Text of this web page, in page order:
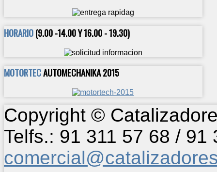
HORARIO(9.00 -14.00 Y 16.00 - 19.30)
MOTORTECAUTOMECHANIKA 2015
Copyright ©
Telfs.: 91 311 57 68 /